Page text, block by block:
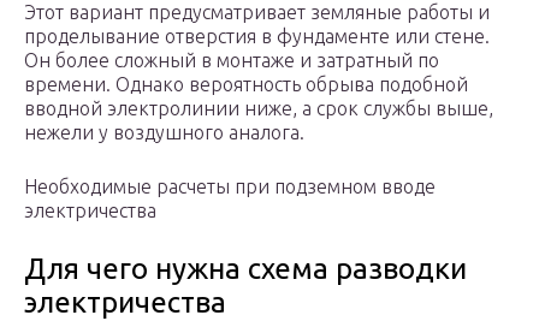
Этот вариант предусматривает земляные работы и
проделывание отверстия в фундаменте или стене.
Он более сложный в монтаже и затратный по
времени. Однако вероятность обрыва подобной
вводной электролинии ниже, а срок службы выше,
нежели у воздушного аналога.
Необходимые расчеты при подземном вводе
электричества
Для чего нужна схема разводки
электричества